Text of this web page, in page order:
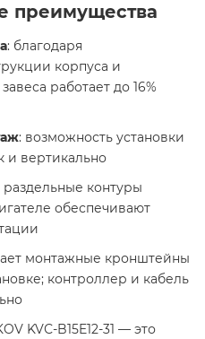
преимущества
: благодаря
корпуса и
работает до 16%
: возможность установки
и вертикально
раздельные контуры
обеспечивают
монтажные кронштейны
контроллер и кабель
KVС-B15E12-31 — это